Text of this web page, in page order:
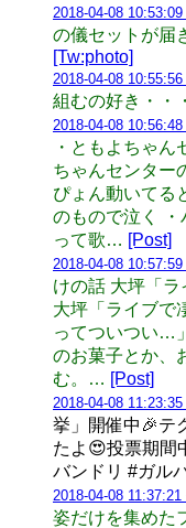
2018-04-08
の儀セットが届
[Tw:photo]
2018-04-08
組むの好き・・
2018-04-08
・ともよちゃ
ちゃんセンター
ぴょん動いてる
のもので泣く
って歌… [Post]
2018-04-08
けの話 大坪「ラ
大坪「ライブで
ってついつい…
のお菓子とか、
む。… [Post]
2018-04-08
挙」開催中🎉テ
たよ😍投票期間
バンドリ #ガル
2018-04-08
姿だけを集めた